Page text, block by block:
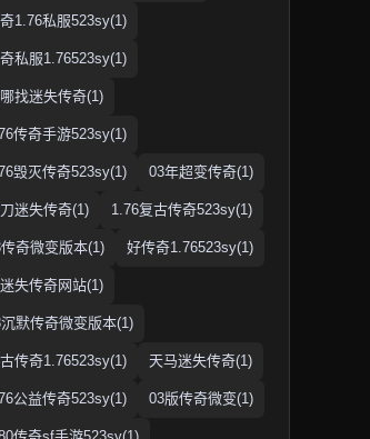
1.76私服523sy(1)
私服1.76523sy(1)
找迷失传奇(1)
传奇手游523sy(1)
毁灭传奇523sy(1) 03年超变传奇(1)
迷失传奇(1) 1.76复古传奇523sy(1)
奇微变版本(1) 好传奇1.76523sy(1)
失传奇网站(1)
默传奇微变版本(1)
传奇1.76523sy(1) 天马迷失传奇(1)
公益传奇523sy(1) 03版传奇微变(1)